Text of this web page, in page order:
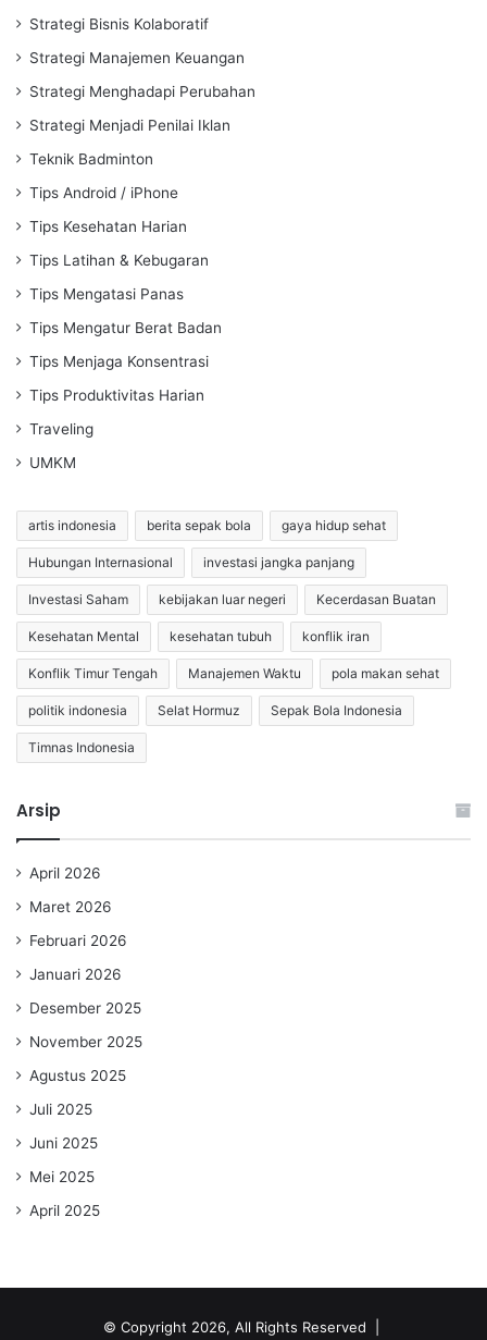
Strategi Bisnis Kolaboratif
Strategi Manajemen Keuangan
Strategi Menghadapi Perubahan
Strategi Menjadi Penilai Iklan
Teknik Badminton
Tips Android / iPhone
Tips Kesehatan Harian
Tips Latihan & Kebugaran
Tips Mengatasi Panas
Tips Mengatur Berat Badan
Tips Menjaga Konsentrasi
Tips Produktivitas Harian
Traveling
UMKM
artis indonesia berita sepak bola gaya hidup sehat
Hubungan Internasional investasi jangka panjang
Investasi Saham kebijakan luar negeri Kecerdasan Buatan
Kesehatan Mental kesehatan tubuh konflik iran
Konflik Timur Tengah Manajemen Waktu pola makan sehat
politik indonesia Selat Hormuz Sepak Bola Indonesia
Timnas Indonesia
Arsip
April 2026
Maret 2026
Februari 2026
Januari 2026
Desember 2025
November 2025
Agustus 2025
Juli 2025
Juni 2025
Mei 2025
April 2025
© Copyright 2026, All Rights Reserved |